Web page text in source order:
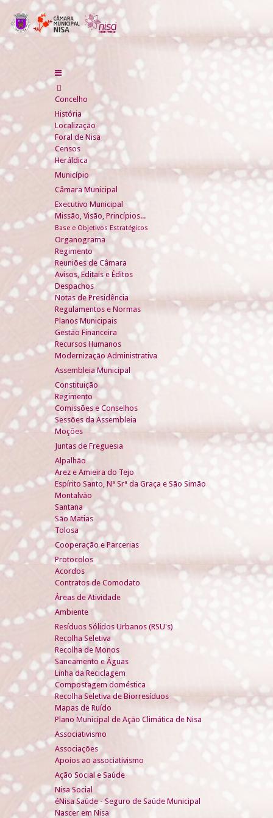
Concelho
História
Localização
Foral de Nisa
Censos
Heráldica
Município
Câmara Municipal
Executivo Municipal
Missão, Visão, Princípios...
Base e Objetivos Estratégicos
Organograma
Regimento
Reuniões de Câmara
Avisos, Editais e Éditos
Despachos
Notas de Presidência
Regulamentos e Normas
Planos Municipais
Gestão Financeira
Recursos Humanos
Modernização Administrativa
Assembleia Municipal
Constituição
Regimento
Comissões e Conselhos
Sessões da Assembleia
Moções
Juntas de Freguesia
Alpalhão
Arez e Amieira do Tejo
Espírito Santo, Nª Srª da Graça e São Simão
Montalvão
Santana
São Matias
Tolosa
Cooperação e Parcerias
Protocolos
Acordos
Contratos de Comodato
Áreas de Atividade
Ambiente
Resíduos Sólidos Urbanos (RSU's)
Recolha Seletiva
Recolha de Monos
Saneamento e Águas
Linha da Reciclagem
Compostagem doméstica
Recolha Seletiva de Biorresíduos
Mapas de Ruído
Plano Municipal de Ação Climática de Nisa
Associativismo
Associações
Apoios ao associativismo
Ação Social e Saúde
Nisa Social
éNisa Saúde - Seguro de Saúde Municipal
Nascer em Nisa